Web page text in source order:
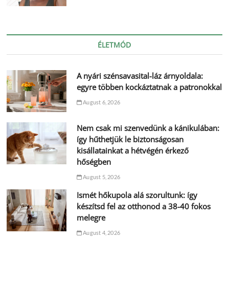
ÉLETMÓD
A nyári szénsavasital-láz árnyoldala:
egyre többen kockáztatnak a patronokkal
August 6, 2026
Nem csak mi szenvedünk a kánikulában:
így hűthetjük le biztonságosan
kisállatainkat a hétvégén érkező
hőségben
August 5, 2026
Ismét hőkupola alá szorultunk: így
készítsd fel az otthonod a 38-40 fokos
melegre
August 4, 2026